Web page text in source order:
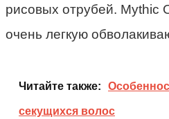
рисовых отрубей. Mythic
очень легкую
Читайте также:
секущихся волос